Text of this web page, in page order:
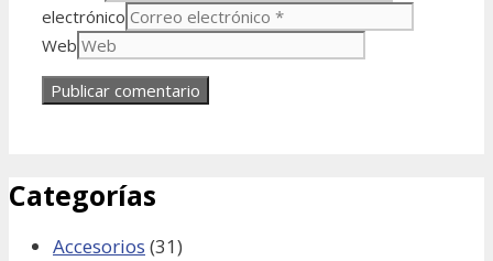
electrónico
Web
Categorías
Accesorios (31)